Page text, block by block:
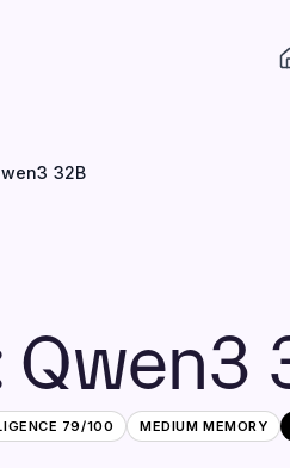
32B
Qwen3
79/100 MEDIUM MEMORY